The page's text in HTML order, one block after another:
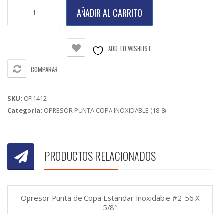
1/4"-28
AÑADIR AL CARRITO
ADD TO WISHLIST
COMPARAR
SKU: OFI1412
Categoría: OPRESOR PUNTA COPA INOXIDABLE (18-8)
PRODUCTOS RELACIONADOS
Opresor Punta de Copa Estandar Inoxidable #2-56 X
5/8″